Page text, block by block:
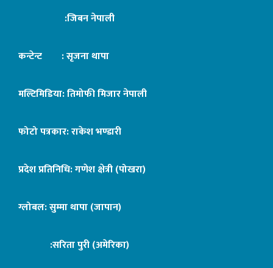
:जिबन नेपाली
कन्टेन्ट : सृजना थापा
मल्टिमिडिया: तिमोफी मिजार नेपाली
फोटो पत्रकार: राकेश भण्डारी
प्रदेश प्रतिनिधि: गणेश क्षेत्री (पोखरा)
ग्लोबल: सुम्मा थापा (जापान)
:सरिता पुरी (अमेरिका)